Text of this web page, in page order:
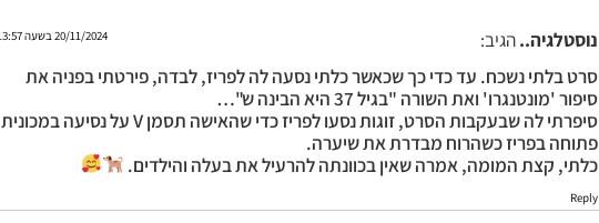
נוסטלגיה..הגיב: 20/11/2024 בשעה 13:57
סרט בלתי נשכח. עד כדי כך שכאשר כלתי נסעה לה לפריז, לבדה, פירטתי בפניה את
סיפור 'מונטנגרו' ואת השורה "בגיל 37 היא הבינה ש"…
סיפרתי לה שבעקבות הסרט, זוגות נסעו לפריז כדי שהאישה תסמן V על נסיעה במכונית
פתוחה בפריז כשהרוח מבדרת את שיערה.
כלתי, קצת המומה, אמרה שאין בכוונתה להרעיל את בעלה והילדים.
Reply